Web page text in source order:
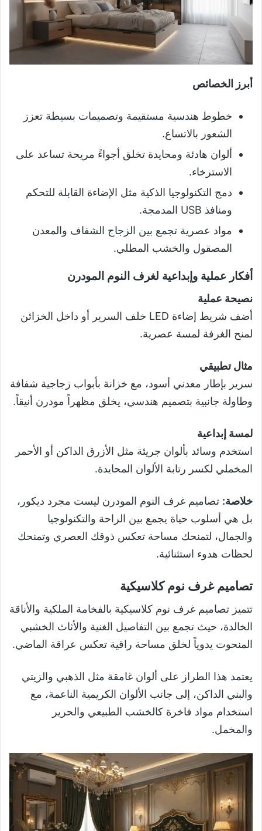
أبرز الخصائص
خطوط هندسية مستقيمة وتصميمات بسيطة تعزز
الشعور بالاتساع.
ألوان هادئة ومحايدة تخلق أجواءً مريحة تساعد على
الاسترخاء.
دمج التكنولوجيا الذكية مثل الإضاءة القابلة للتحكم
ومنافذ USB المدمجة.
مواد عصرية تجمع بين الزجاج الشفاف والمعدن
المصقول والخشب المطلي.
أفكار عملية وإبداعية لغرف النوم المودرن
نصيحة عملية
أضف شريط إضاءة LED خلف السرير أو داخل الخزائن
لمنح الغرفة لمسة عصرية.
مثال تطبيقي
سرير بإطار معدني أسود، مع خزانة بأبواب زجاجية شفافة
وطاولة جانبية بتصميم هندسي، يخلق مظهراً مودرن أنيقاً.
لمسة إبداعية
استخدم وسائد بألوان جريئة مثل الأزرق الداكن أو الأحمر
المخملي لكسر رتابة الألوان المحايدة.
خلاصة: تصاميم غرف النوم المودرن ليست مجرد ديكور،
بل هي أسلوب حياة يجمع بين الراحة والتكنولوجيا
والجمال، لتمنحك مساحة تعكس ذوقك العصري وتمنحك
لحظات هدوء استثنائية.
تصاميم غرف نوم كلاسيكية
تتميز تصاميم غرف نوم كلاسيكية بالفخامة الملكية والأناقة
الخالدة، حيث تجمع بين التفاصيل الغنية والأثاث الخشبي
المنحوت يدوياً لخلق مساحة راقية تعكس عراقة الماضي.
يعتمد هذا الطراز على ألوان غامقة مثل الذهبي والزيتي
والبني الداكن، إلى جانب الألوان الكريمية الناعمة، مع
استخدام مواد فاخرة كالخشب الطبيعي والحرير
والمخمل.